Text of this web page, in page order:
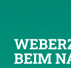
BEIM